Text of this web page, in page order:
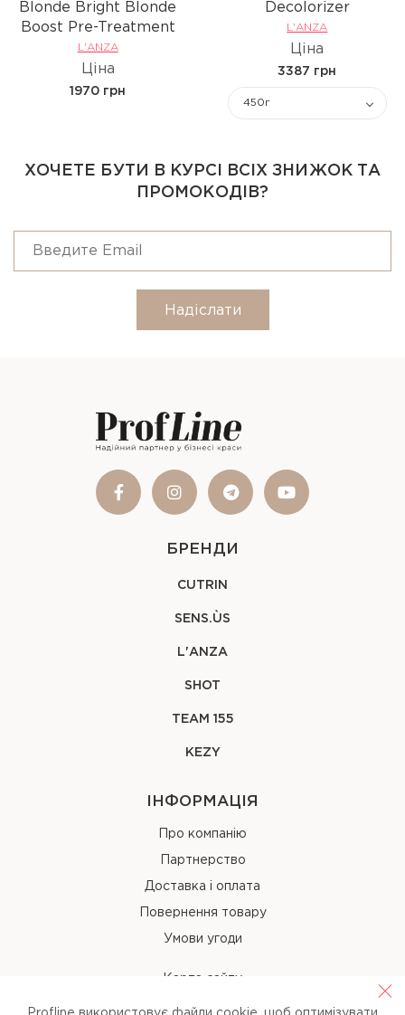
Blonde Bright Blonde
Boost Pre-Treatment
L'ANZA
Ціна
1970 грн
Decolorizer
L'ANZA
Ціна
3387 грн
450г
ХОЧЕТЕ БУТИ В КУРСІ ВСІХ ЗНИЖОК ТА
ПРОМОКОДІВ?
Надіслати
БРЕНДИ
CUTRIN
SENS.ÙS
L'ANZA
SHOT
TEAM 155
KEZY
ІНФОРМАЦІЯ
Про компанію
Партнерство
Доставка і оплата
Повернення товару
Умови угоди
Карта сайту